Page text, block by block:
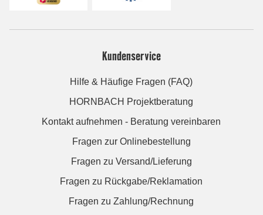
Kundenservice
Hilfe & Häufige Fragen (FAQ)
HORNBACH Projektberatung
Kontakt aufnehmen - Beratung vereinbaren
Fragen zur Onlinebestellung
Fragen zu Versand/Lieferung
Fragen zu Rückgabe/Reklamation
Fragen zu Zahlung/Rechnung